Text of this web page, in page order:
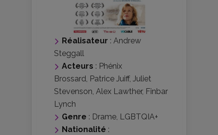
Réalisateur : Andrew
Steggall
Acteurs : Phénix
Brossard, Patrice Juiff, Juliet
Stevenson, Alex Lawther, Finbar
Lynch
Genre : Drame, LGBTQIA+
Nationalité :